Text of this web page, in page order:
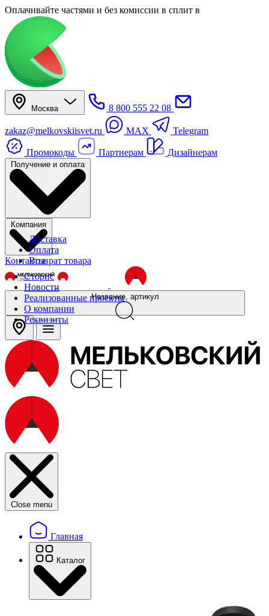
Оплачивайте частями и без комиссии в сплит в
Москва 8 800 555 22 08
zakaz@melkovskiisvet.ru MAX Telegram
Промокоды Партнерам Дизайнерам
Получение и оплата
Доставка
Оплата
Возврат товара
Компания
Сторис
Новости
Реализованные проекты
О компании
Реквизиты
Контакты
Название, артикул
Close menu
Главная
Каталог